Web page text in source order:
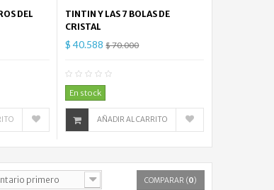
DEL
TINTIN Y LAS 7 BOLAS DE
CRISTAL
$ 40.588$ 70.000
En stock
AÑADIR AL CARRITO
primero COMPARAR (0)